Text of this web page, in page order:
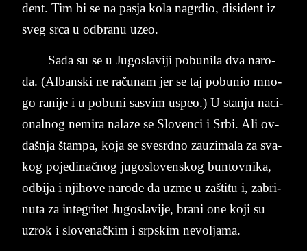
dent. Tim bi se na pa­sja kola na­gr­dio, di­si­dent iz
sveg srca u od­bra­nu uzeo.
Sada su se u Ju­go­slav­iji po­bu­ni­la dva na­ro­
da. (Al­ban­ski ne računam jer se taj po­bu­nio mno­
go ra­ni­je i u po­bu­ni sa­svim uspeo.) U stan­ju na­ci­
o­nal­nog ne­mi­ra na­la­ze se Slo­ven­ci i Srbi. Ali ov­
da­šnja štam­pa, koja se sve­srd­no za­u­zi­ma­la za sva­
kog po­je­di­nač­nog ju­go­slo­ven­skog bun­tovnika,
od­bi­ja i nji­ho­ve na­ro­de da uzme u zaštitu i, za­bri­
nu­ta za in­te­gri­tet Ju­go­sla­vi­je, bra­ni one koji su
uzrok i slo­ve­načkim i srp­skim ne­vol­ja­ma.